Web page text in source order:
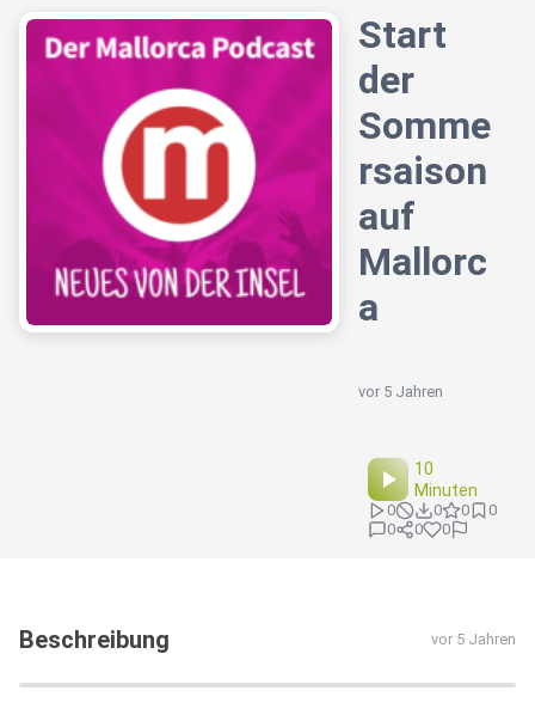
Start
der
Somme
rsaison
auf
Mallorc
a
vor 5 Jahren
10
Minuten
0 0 0
0
0
0 0
Beschreibung vor 5 Jahren